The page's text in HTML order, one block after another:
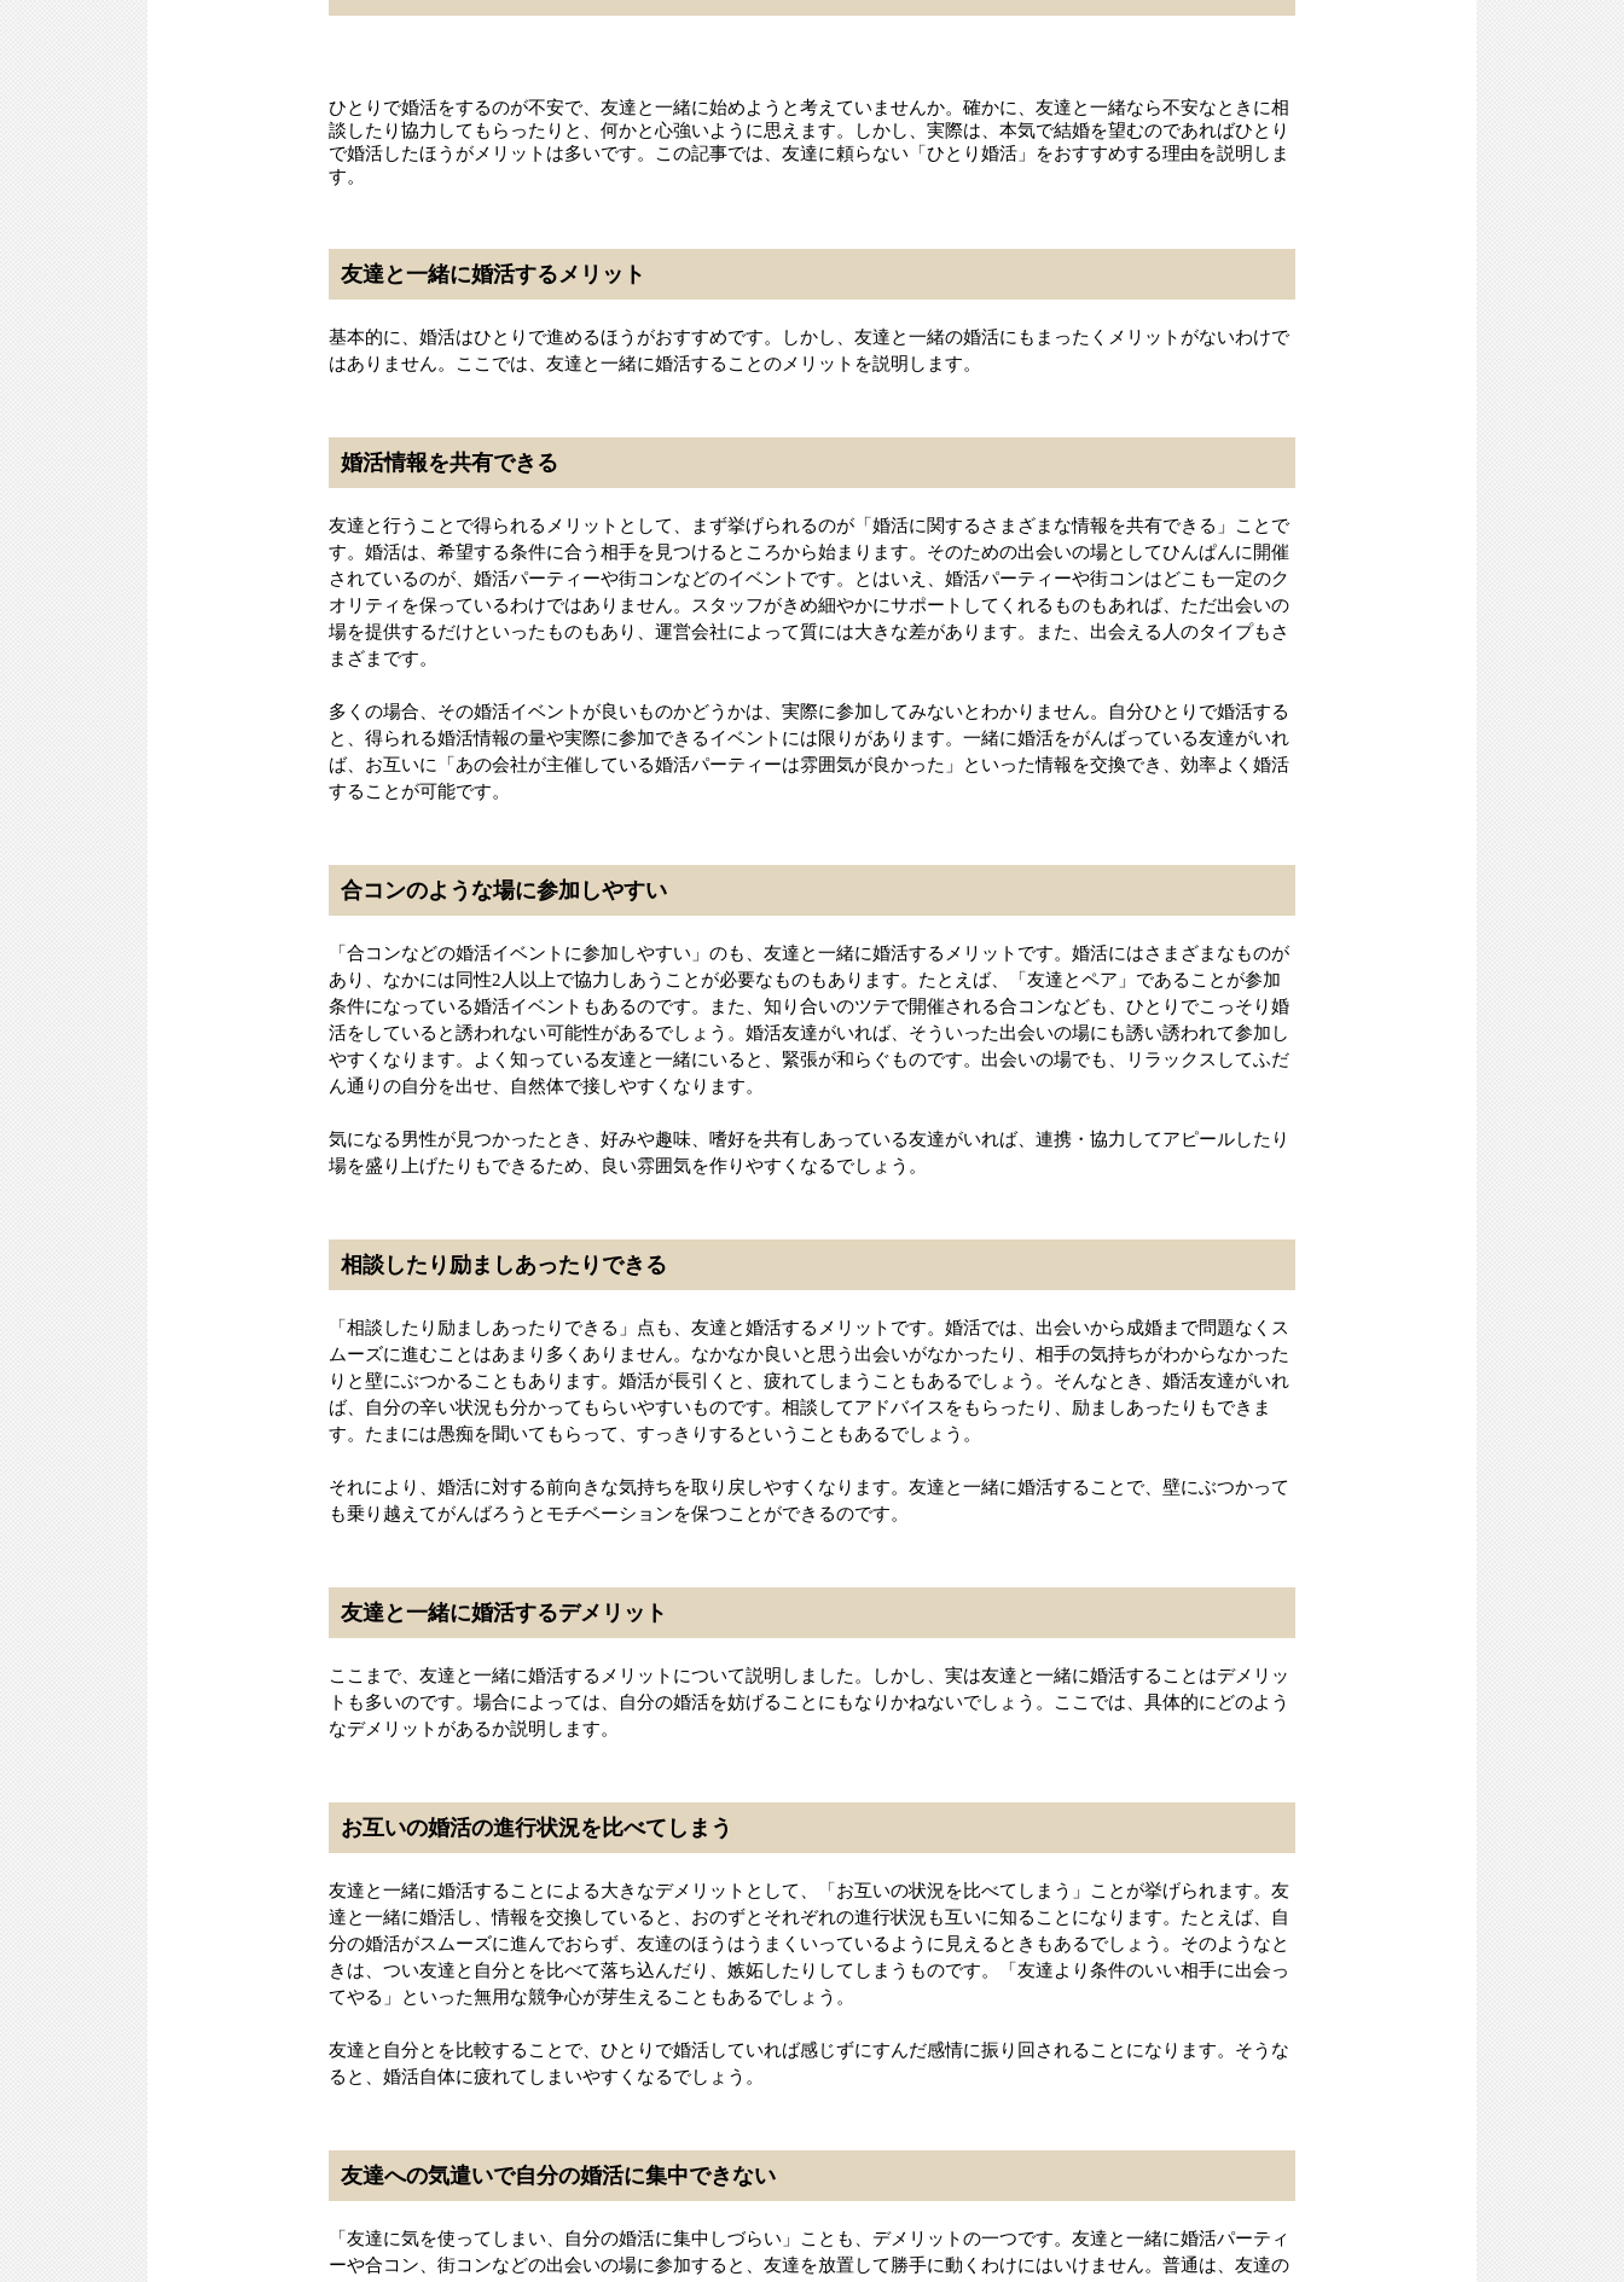
ひとりで婚活をするのが不安で、友達と一緒に始めようと考えていませんか。確かに、友達と一緒なら不安なときに相
談したり協力してもらったりと、何かと心強いように思えます。しかし、実際は、本気で結婚を望むのであればひとり
で婚活したほうがメリットは多いです。この記事では、友達に頼らない「ひとり婚活」をおすすめする理由を説明しま
す。
友達と一緒に婚活するメリット
基本的に、婚活はひとりで進めるほうがおすすめです。しかし、友達と一緒の婚活にもまったくメリットがないわけで
はありません。ここでは、友達と一緒に婚活することのメリットを説明します。
婚活情報を共有できる
友達と行うことで得られるメリットとして、まず挙げられるのが「婚活に関するさまざまな情報を共有できる」ことで
す。婚活は、希望する条件に合う相手を見つけるところから始まります。そのための出会いの場としてひんぱんに開催
されているのが、婚活パーティーや街コンなどのイベントです。とはいえ、婚活パーティーや街コンはどこも一定のク
オリティを保っているわけではありません。スタッフがきめ細やかにサポートしてくれるものもあれば、ただ出会いの
場を提供するだけといったものもあり、運営会社によって質には大きな差があります。また、出会える人のタイプもさ
まざまです。
多くの場合、その婚活イベントが良いものかどうかは、実際に参加してみないとわかりません。自分ひとりで婚活する
と、得られる婚活情報の量や実際に参加できるイベントには限りがあります。一緒に婚活をがんばっている友達がいれ
ば、お互いに「あの会社が主催している婚活パーティーは雰囲気が良かった」といった情報を交換でき、効率よく婚活
することが可能です。
合コンのような場に参加しやすい
「合コンなどの婚活イベントに参加しやすい」のも、友達と一緒に婚活するメリットです。婚活にはさまざまなものが
あり、なかには同性2人以上で協力しあうことが必要なものもあります。たとえば、「友達とペア」であることが参加
条件になっている婚活イベントもあるのです。また、知り合いのツテで開催される合コンなども、ひとりでこっそり婚
活をしていると誘われない可能性があるでしょう。婚活友達がいれば、そういった出会いの場にも誘い誘われて参加し
やすくなります。よく知っている友達と一緒にいると、緊張が和らぐものです。出会いの場でも、リラックスしてふだ
ん通りの自分を出せ、自然体で接しやすくなります。
気になる男性が見つかったとき、好みや趣味、嗜好を共有しあっている友達がいれば、連携・協力してアピールしたり
場を盛り上げたりもできるため、良い雰囲気を作りやすくなるでしょう。
相談したり励ましあったりできる
「相談したり励ましあったりできる」点も、友達と婚活するメリットです。婚活では、出会いから成婚まで問題なくス
ムーズに進むことはあまり多くありません。なかなか良いと思う出会いがなかったり、相手の気持ちがわからなかった
りと壁にぶつかることもあります。婚活が長引くと、疲れてしまうこともあるでしょう。そんなとき、婚活友達がいれ
ば、自分の辛い状況も分かってもらいやすいものです。相談してアドバイスをもらったり、励ましあったりもできま
す。たまには愚痴を聞いてもらって、すっきりするということもあるでしょう。
それにより、婚活に対する前向きな気持ちを取り戻しやすくなります。友達と一緒に婚活することで、壁にぶつかって
も乗り越えてがんばろうとモチベーションを保つことができるのです。
友達と一緒に婚活するデメリット
ここまで、友達と一緒に婚活するメリットについて説明しました。しかし、実は友達と一緒に婚活することはデメリッ
トも多いのです。場合によっては、自分の婚活を妨げることにもなりかねないでしょう。ここでは、具体的にどのよう
なデメリットがあるか説明します。
お互いの婚活の進行状況を比べてしまう
友達と一緒に婚活することによる大きなデメリットとして、「お互いの状況を比べてしまう」ことが挙げられます。友
達と一緒に婚活し、情報を交換していると、おのずとそれぞれの進行状況も互いに知ることになります。たとえば、自
分の婚活がスムーズに進んでおらず、友達のほうはうまくいっているように見えるときもあるでしょう。そのようなと
きは、つい友達と自分とを比べて落ち込んだり、嫉妬したりしてしまうものです。「友達より条件のいい相手に出会っ
てやる」といった無用な競争心が芽生えることもあるでしょう。
友達と自分とを比較することで、ひとりで婚活していれば感じずにすんだ感情に振り回されることになります。そうな
ると、婚活自体に疲れてしまいやすくなるでしょう。
友達への気遣いで自分の婚活に集中できない
「友達に気を使ってしまい、自分の婚活に集中しづらい」ことも、デメリットの一つです。友達と一緒に婚活パーティ
ーや合コン、街コンなどの出会いの場に参加すると、友達を放置して勝手に動くわけにはいけません。普通は、友達の